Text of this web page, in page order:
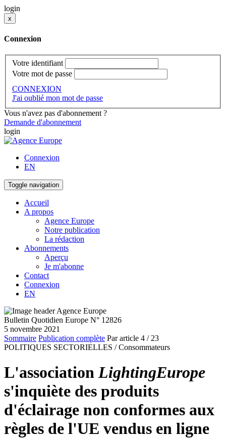
login
x
Connexion
Votre identifiant
Votre mot de passe
CONNEXION
J'ai oublié mon mot de passe
Vous n'avez pas d'abonnement ?
Demande d'abonnement
login
Connexion
EN
Toggle navigation
Accueil
A propos
Agence Europe
Notre publication
La rédaction
Abonnements
Aperçu
Je m'abonne
Contact
Connexion
EN
Bulletin Quotidien Europe N° 12826
5 novembre 2021
Sommaire Publication complète Par article 4 / 23
POLITIQUES SECTORIELLES / Consommateurs
L'association LightingEurope
s'inquiète des produits
d'éclairage non conformes aux
règles de l'UE vendus en ligne